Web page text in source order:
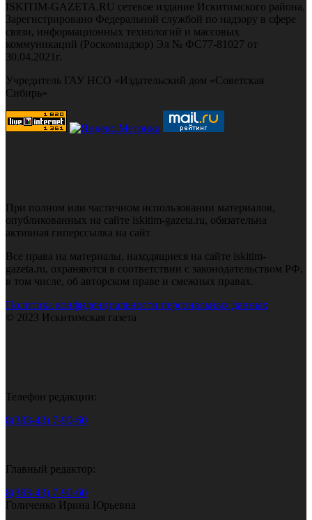
ISKITIM-GAZETA.RU сетевое издание Искитимского района.
Зарегистрировано Федеральной службой по надзору в сфере
связи, информационных технологий и массовых
коммуникаций (Роскомнадзор) Эл № ФС77-81027 от
30.04.2021г.
Учредитель ГАУ НСО «Издательский дом «Советская
Сибирь»
При полном или частичном использовании материалов,
опубликованных на сайте iskitim-gazeta.ru, обязательна
активная гиперссылка на сайт
Все права на материалы, находящиеся на сайте iskitim-
gazeta.ru, охраняются в соответствии с законодательством РФ,
в том числе, об авторском праве и смежных правах.
Политика конфиденциальности персональных данных
© 2023 Искитимская газета
Телефон редакции:
8(383-43) 7-90-60
Главный редактор:
8(383-43) 7-90-60
Голиченко Ирина Юрьевна